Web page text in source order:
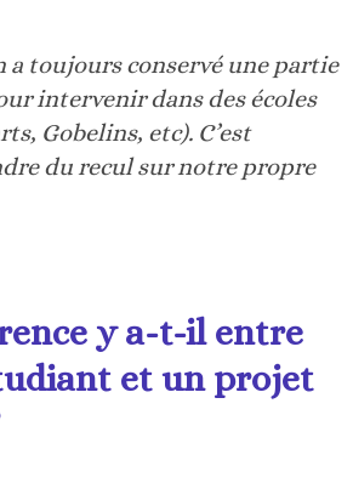
a toujours conservé une partie
intervenir dans des écoles
Gobelins, etc). C’est
du recul sur notre propre
y a-t-il entre
et un projet